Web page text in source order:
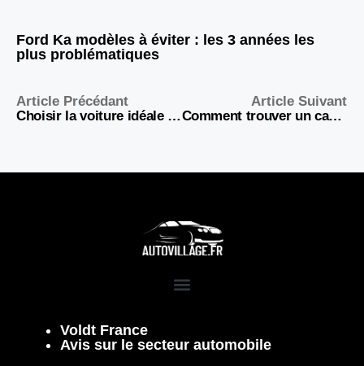
Ford Ka modèles à éviter : les 3 années les
plus problématiques
Article Précédant
Choisir la voiture idéale pour la vie en ville en 2026
Article Suivant
Comment trouver un casino en ligne suisse fiable
Voldt France
Avis sur le secteur automobile